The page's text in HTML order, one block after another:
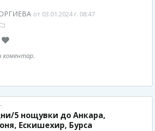
от 03.01.2024 г. 08:47
коментар.
5 нощувки до Анкара,
Ескишехир, Бурса